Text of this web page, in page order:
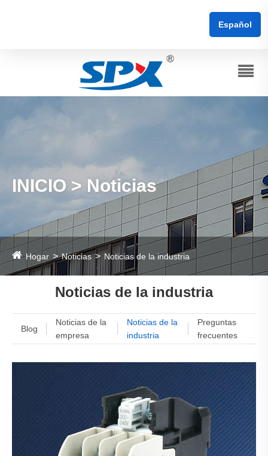
Español
INICIO > Noticias
Hogar Noticias Noticias de la industria
Noticias de la industria
Blog
Noticias de la
empresa
Noticias de la
industria
Preguntas
frecuentes